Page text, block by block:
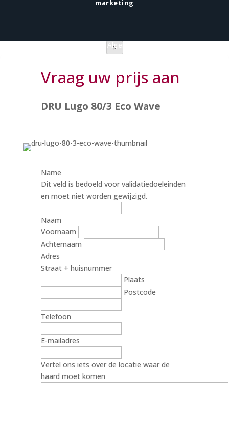
marketing
|Algemene voorwaarden
×
Vraag uw prijs aan
DRU Lugo 80/3 Eco Wave
Name
Dit veld is bedoeld voor validatiedoeleinden
en moet niet worden gewijzigd.
Naam
Voornaam
Achternaam
Adres
Straat + huisnummer
Plaats
Postcode
Telefoon
E-mailadres
Vertel ons iets over de locatie waar de
haard moet komen